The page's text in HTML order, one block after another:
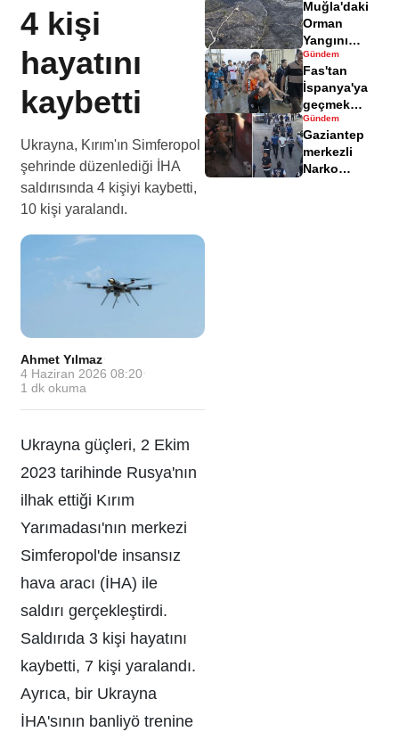
4 kişi
hayatını
kaybetti
Ukrayna, Kırım'ın Simferopol
şehrinde düzenlediği İHA
saldırısında 4 kişiyi kaybetti,
10 kişi yaralandı.
Ahmet Yılmaz·
4 Haziran 2026 08:20 ·
1 dk okuma
Ukrayna güçleri, 2 Ekim
2023 tarihinde Rusya'nın
ilhak ettiği Kırım
Yarımadası'nın merkezi
Simferopol'de insansız
hava aracı (İHA) ile
saldırı gerçekleştirdi.
Saldırıda 3 kişi hayatını
kaybetti, 7 kişi yaralandı.
Ayrıca, bir Ukrayna
İHA'sının banliyö trenine
yaralandı
Muğla'daki
Orman
Yangını
Sonrası
Zarar Gören
Alanlar
Havadisinde
Gündem
Fas'tan
İspanya'ya
geçmek
isteyen
göçmenler
geri döndü
Gündem
Gaziantep
merkezli
Narko